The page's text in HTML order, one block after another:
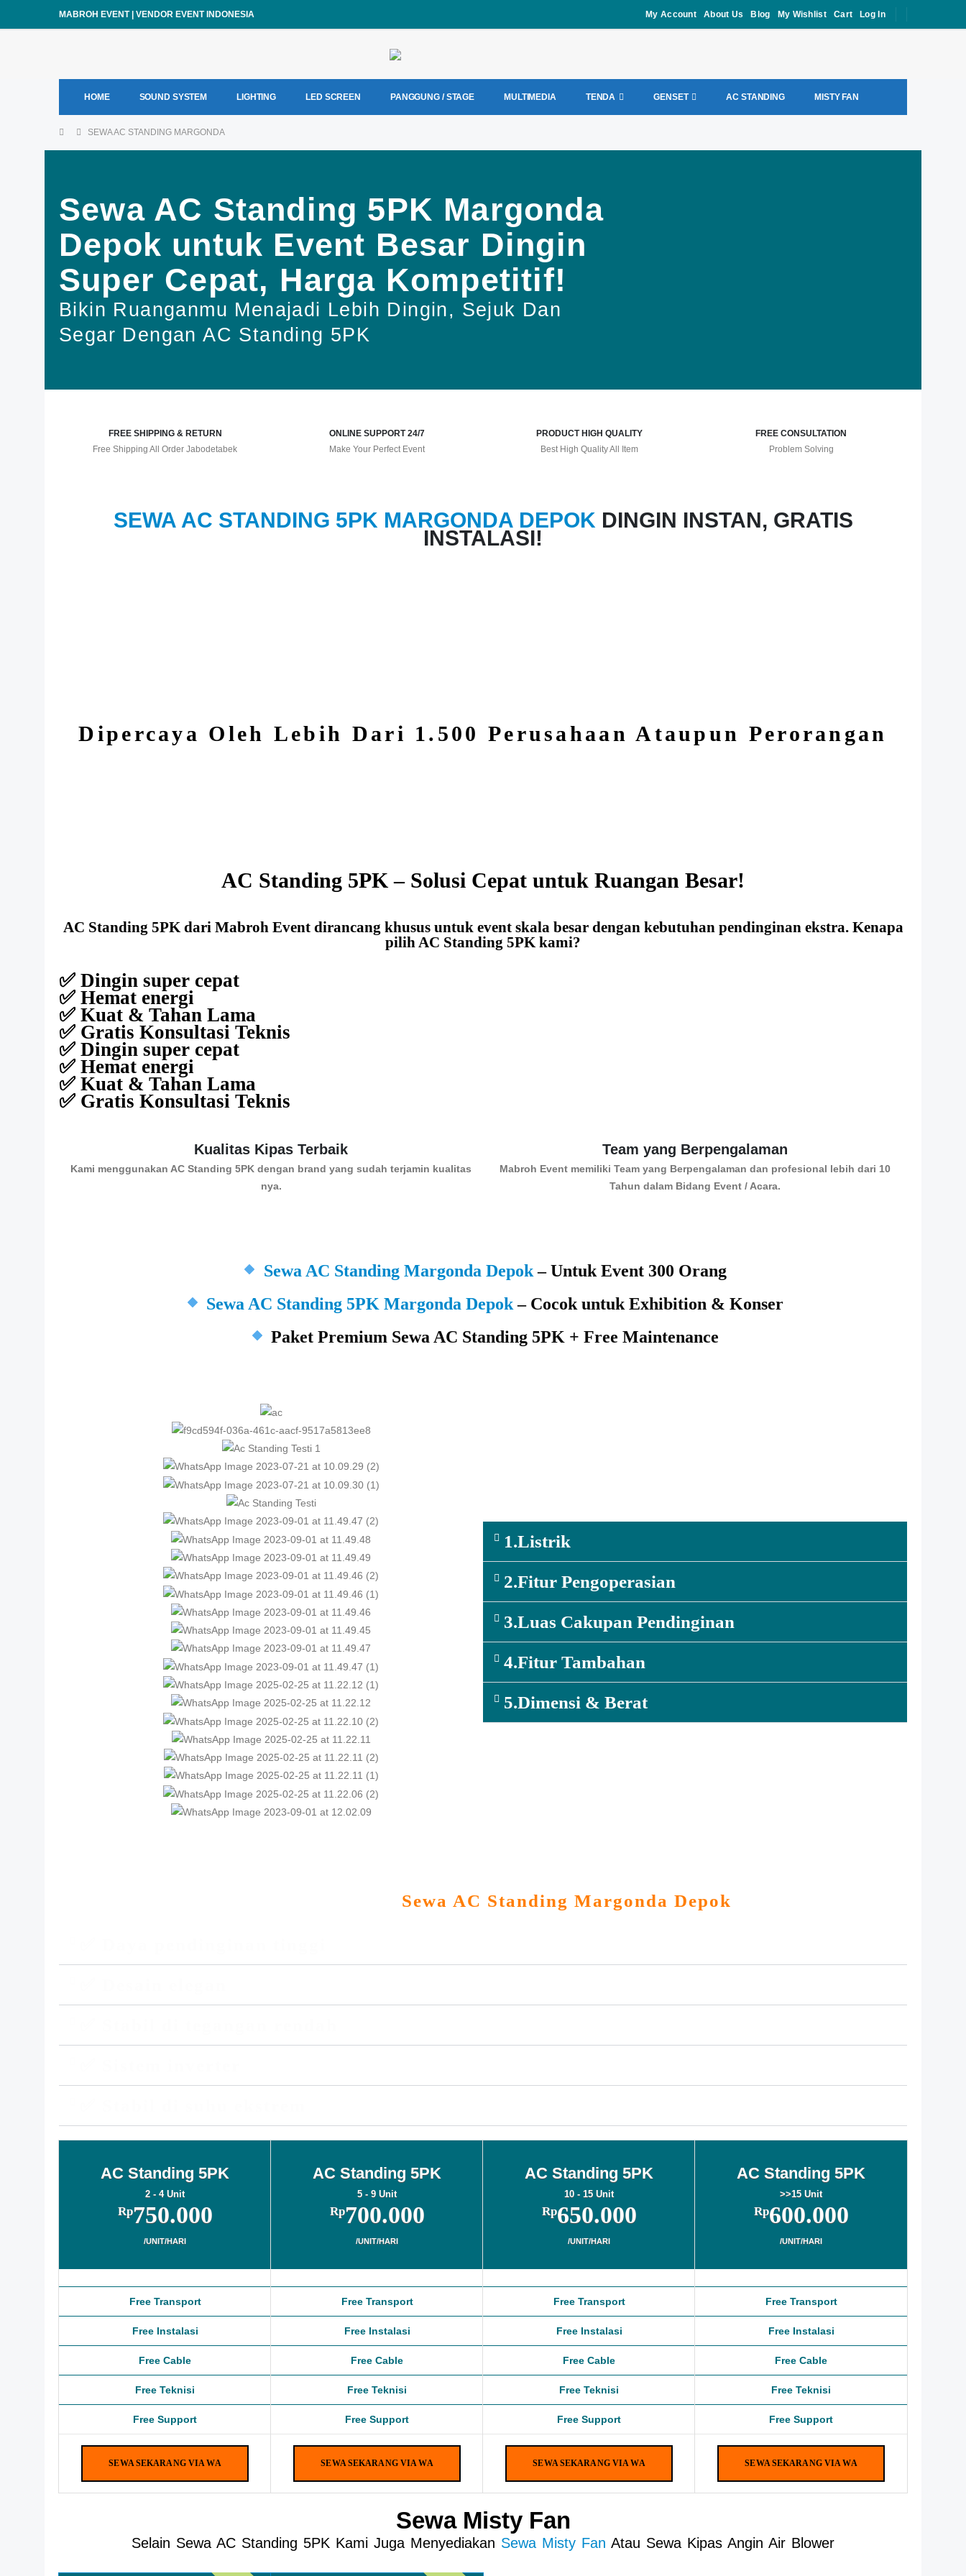
MABROH EVENT | VENDOR EVENT INDONESIA My Account About Us Blog My Wishlist Cart Log In
HOME SOUND SYSTEM LIGHTING LED SCREEN PANGGUNG / STAGE MULTIMEDIA TENDA GENSET AC STANDING MISTY FAN
SEWA AC STANDING MARGONDA
Sewa AC Standing 5PK Margonda
Depok untuk Event Besar Dingin
Super Cepat, Harga Kompetitif!
Bikin Ruanganmu Menajadi Lebih Dingin, Sejuk Dan
Segar Dengan AC Standing 5PK
FREE SHIPPING & RETURN
Free Shipping All Order Jabodetabek
ONLINE SUPPORT 24/7
Make Your Perfect Event
PRODUCT HIGH QUALITY
Best High Quality All Item
FREE CONSULTATION
Problem Solving
SEWA AC STANDING 5PK MARGONDA DEPOK DINGIN INSTAN, GRATIS
INSTALASI!
Dipercaya Oleh Lebih Dari 1.500 Perusahaan Ataupun Perorangan
AC Standing 5PK – Solusi Cepat untuk Ruangan Besar!
AC Standing 5PK dari Mabroh Event dirancang khusus untuk event skala besar dengan kebutuhan pendinginan ekstra. Kenapa
pilih AC Standing 5PK kami?
✅ Dingin super cepat
✅ Hemat energi
✅ Kuat & Tahan Lama
✅ Gratis Konsultasi Teknis
✅ Dingin super cepat
✅ Hemat energi
✅ Kuat & Tahan Lama
✅ Gratis Konsultasi Teknis
Kualitas Kipas Terbaik
Kami menggunakan AC Standing 5PK dengan brand yang sudah terjamin kualitas
nya.
Team yang Berpengalaman
Mabroh Event memiliki Team yang Berpengalaman dan profesional lebih dari 10
Tahun dalam Bidang Event / Acara.
Sewa AC Standing Margonda Depok– Untuk Event 300 Orang
Sewa AC Standing 5PK Margonda Depok– Cocok untuk Exhibition & Konser
Paket Premium Sewa AC Standing 5PK + Free Maintenance
1.Listrik
2.Fitur Pengoperasian
3.Luas Cakupan Pendinginan
4.Fitur Tambahan
5.Dimensi & Berat
Sewa AC Standing Margonda Depok
AC Standing 5PK
2 - 4 Unit
Rp750.000
/UNIT/HARI
Free Transport
Free Instalasi
Free Cable
Free Teknisi
Free Support
SEWA SEKARANG VIA WA
AC Standing 5PK
5 - 9 Unit
Rp700.000
/UNIT/HARI
Free Transport
Free Instalasi
Free Cable
Free Teknisi
Free Support
SEWA SEKARANG VIA WA
AC Standing 5PK
10 - 15 Unit
Rp650.000
/UNIT/HARI
Free Transport
Free Instalasi
Free Cable
Free Teknisi
Free Support
SEWA SEKARANG VIA WA
AC Standing 5PK
>>15 Unit
Rp600.000
/UNIT/HARI
Free Transport
Free Instalasi
Free Cable
Free Teknisi
Free Support
SEWA SEKARANG VIA WA
Sewa Misty Fan
Selain Sewa AC Standing 5PK Kami Juga Menyediakan Sewa Misty Fan Atau Sewa Kipas Angin Air Blower